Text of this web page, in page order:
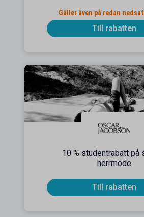
Gäller även på redan
Till rabatten
10 % studentrabatt på
herrmode
Till rabatten